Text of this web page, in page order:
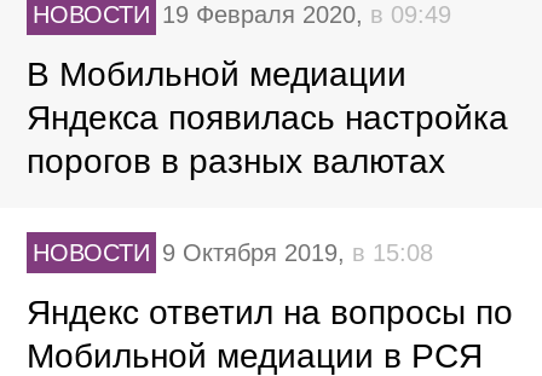
НОВОСТИ 19 Февраля 2020, в 09:49
В Мобильной медиации
Яндекса появилась настройка
порогов в разных валютах
НОВОСТИ 9 Октября 2019, в 15:08
Яндекс ответил на вопросы по
Мобильной медиации в РСЯ